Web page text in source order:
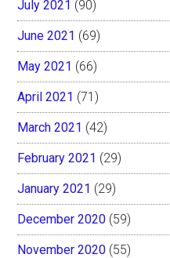
July 2021 (90)
June 2021 (69)
May 2021 (66)
April 2021 (71)
March 2021 (42)
February 2021 (29)
January 2021 (29)
December 2020 (59)
November 2020 (55)